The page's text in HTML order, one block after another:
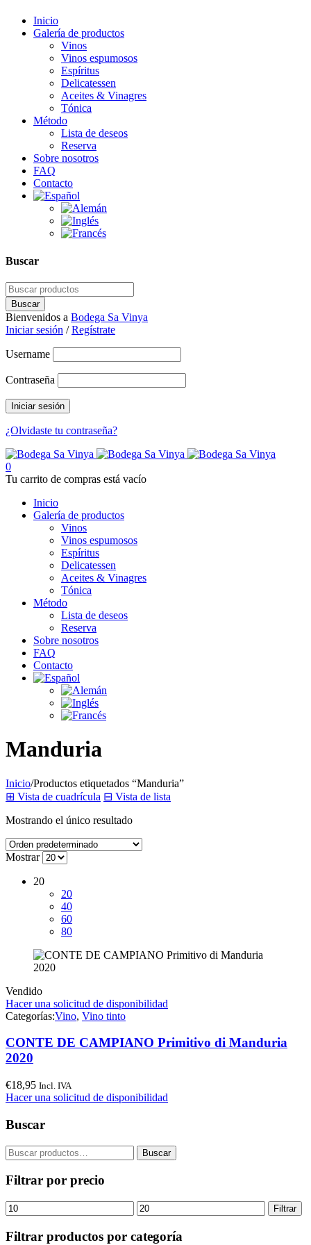
Inicio
Galería de productos
Vinos
Vinos espumosos
Espíritus
Delicatessen
Aceites & Vinagres
Tónica
Método
Lista de deseos
Reserva
Sobre nosotros
FAQ
Contacto
Buscar
Bienvenidos a Bodega Sa Vinya
Iniciar sesión /Regístrate
Username
Contraseña
¿Olvidaste tu contraseña?
0
Tu carrito de compras está vacío
Inicio
Galería de productos
Vinos
Vinos espumosos
Espíritus
Delicatessen
Aceites & Vinagres
Tónica
Método
Lista de deseos
Reserva
Sobre nosotros
FAQ
Contacto
Manduria
Inicio/Productos etiquetados “Manduria”
⊞ Vista de cuadrícula ⊟ Vista de lista
Mostrando el único resultado
Mostrar
20
20
40
60
80
Vendido
Hacer una solicitud de disponibilidad
Categorías:Vino, Vino tinto
CONTE DE CAMPIANO Primitivo di Manduria
2020
€18,95 Incl. IVA
Hacer una solicitud de disponibilidad
Buscar
Buscar
por:
Buscar
Filtrar por precio
Precio
mínimo
Precio
máximo
Filtrar
Filtrar productos por categoría